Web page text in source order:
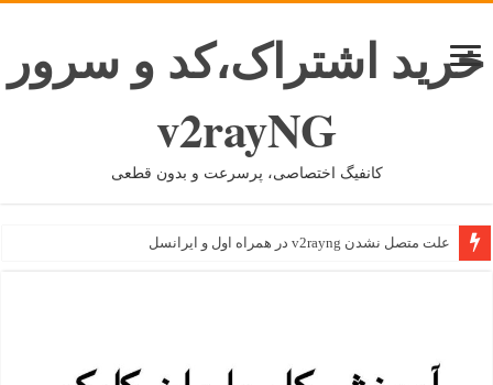
خرید اشتراک،کد و سرور
v2rayNG
کانفیگ اختصاصی، پرسرعت و بدون قطعی
علت متصل نشدن v2rayng در همراه اول و ایرانسل